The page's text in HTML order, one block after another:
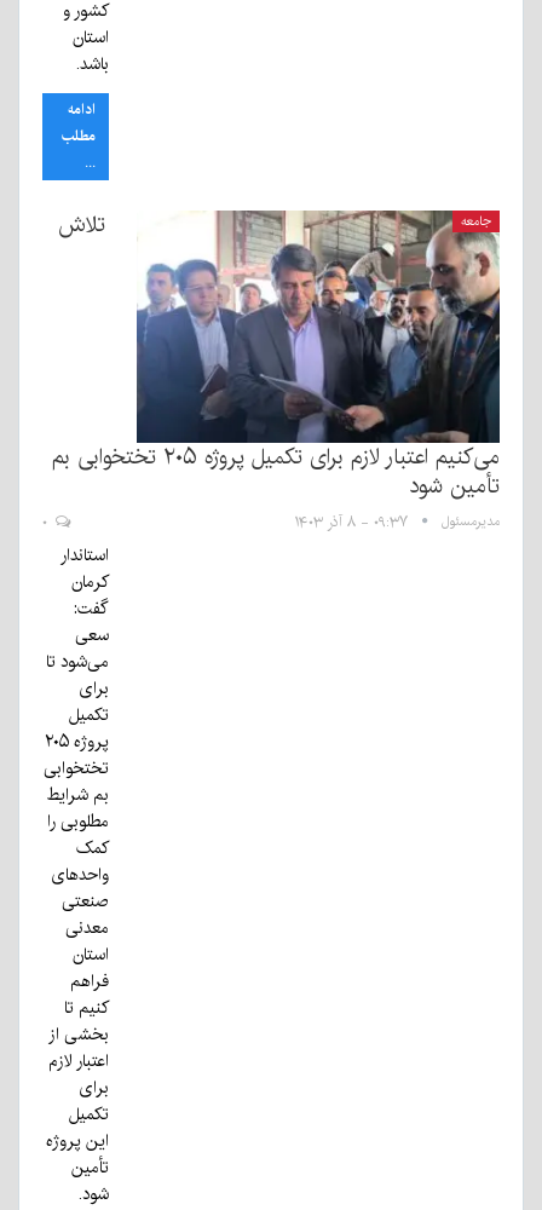
کشور و
استان
باشد.
ادامه
مطلب
...
جامعه تلاش
می‌کنیم اعتبار لازم برای تکمیل پروژه ۲۰۵ تختخوابی بم
تأمین شود
مدیرمسئول ۰۹:۳۷ - ۸ آذر ۱۴۰۳
استاندار
کرمان
گفت:
سعی
می‌شود تا
برای
تکمیل
پروژه ۲۰۵
تختخوابی
بم شرایط
مطلوبی را
کمک
واحدهای
صنعتی
معدنی
استان
فراهم
کنیم تا
بخشی از
اعتبار لازم
برای
تکمیل
این پروژه
تأمین
شود.